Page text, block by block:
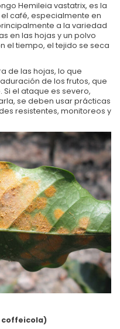
Hemileia vastatrix, es la
café, especialmente en
a la variedad
en las hojas y un polvo
el tiempo, el tejido se seca
de las hojas, lo que
de los frutos, que
el ataque es severo,
se deben usar prácticas
resistentes, monitoreos y
coffeicola)